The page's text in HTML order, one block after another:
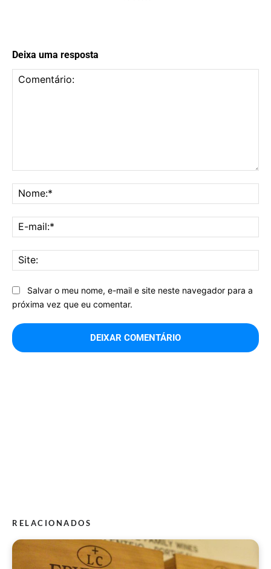
Deixa uma resposta
Salvar o meu nome, e-mail e site neste navegador para a
próxima vez que eu comentar.
RELACIONADOS